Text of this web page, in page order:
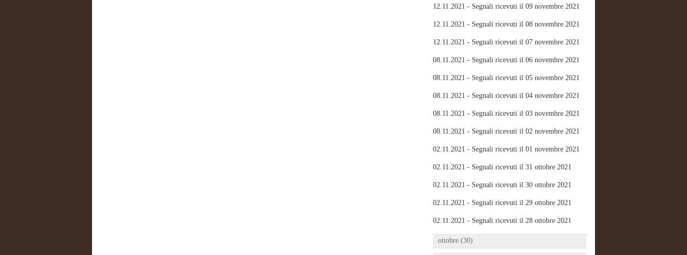
12.11.2021 - Segnali ricevuti il 09 novembre 2021
12.11.2021 - Segnali ricevuti il 08 novembre 2021
12.11.2021 - Segnali ricevuti il 07 novembre 2021
08.11.2021 - Segnali ricevuti il 06 novembre 2021
08.11.2021 - Segnali ricevuti il 05 novembre 2021
08.11.2021 - Segnali ricevuti il 04 novembre 2021
08.11.2021 - Segnali ricevuti il 03 novembre 2021
08.11.2021 - Segnali ricevuti il 02 novembre 2021
02.11.2021 - Segnali ricevuti il 01 novembre 2021
02.11.2021 - Segnali ricevuti il 31 ottobre 2021
02.11.2021 - Segnali ricevuti il 30 ottobre 2021
02.11.2021 - Segnali ricevuti il 29 ottobre 2021
02.11.2021 - Segnali ricevuti il 28 ottobre 2021
ottobre (30)